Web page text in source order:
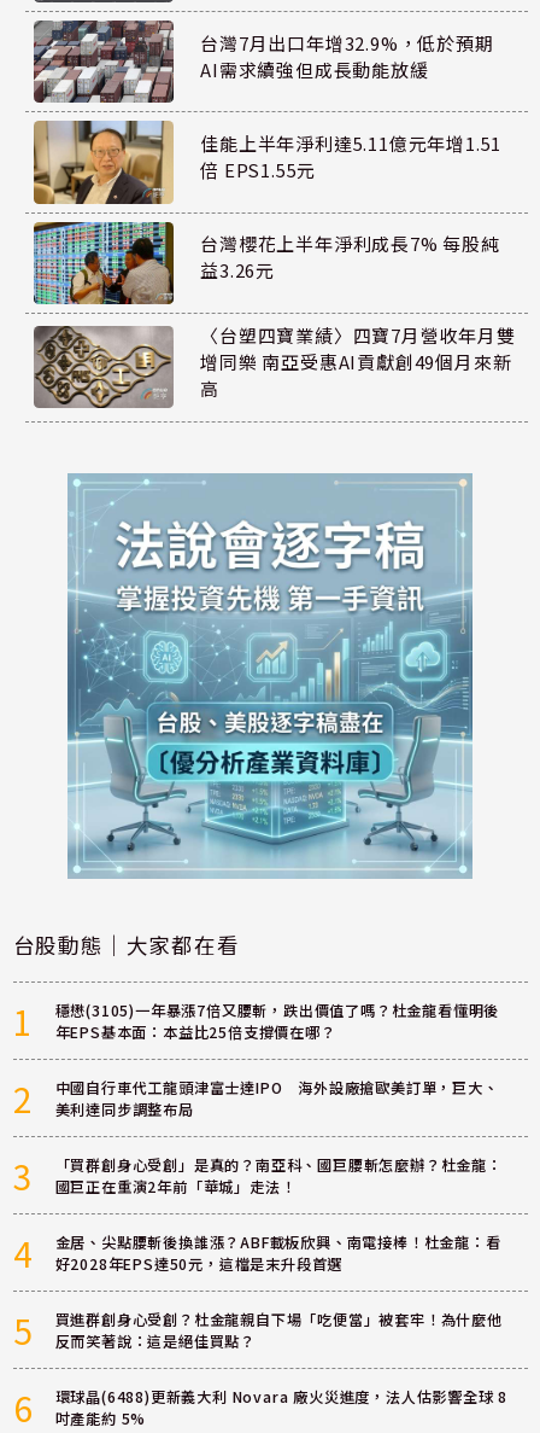
台灣7月出口年增32.9%，低於預期
AI需求續強但成長動能放緩
佳能上半年淨利達5.11億元年增1.51
倍 EPS1.55元
台灣櫻花上半年淨利成長7% 每股純
益3.26元
〈台塑四寶業績〉四寶7月營收年月雙
增同樂 南亞受惠AI貢獻創49個月來新
高
台股動態｜大家都在看
1
穩懋(3105)一年暴漲7倍又腰斬，跌出價值了嗎？杜金龍看懂明後
年EPS基本面：本益比25倍支撐價在哪？
2
中國自行車代工龍頭津富士達IPO 海外設廠搶歐美訂單，巨大、
美利達同步調整布局
3
「買群創身心受創」是真的？南亞科、國巨腰斬怎麼辦？杜金龍：
國巨正在重演2年前「華城」走法！
4
金居、尖點腰斬後換誰漲？ABF載板欣興、南電接棒！杜金龍：看
好2028年EPS達50元，這檔是末升段首選
5
買進群創身心受創？杜金龍親自下場「吃便當」被套牢！為什麼他
反而笑著說：這是絕佳買點？
6
環球晶(6488)更新義大利 Novara 廠火災進度，法人估影響全球 8
吋產能約 5%